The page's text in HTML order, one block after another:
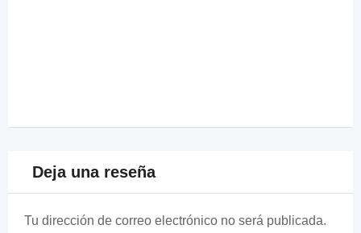
Deja una reseña
Tu dirección de correo electrónico no será publicada.